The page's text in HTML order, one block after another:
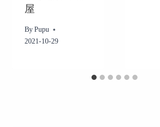
屋
ByPupu
2021-10-29